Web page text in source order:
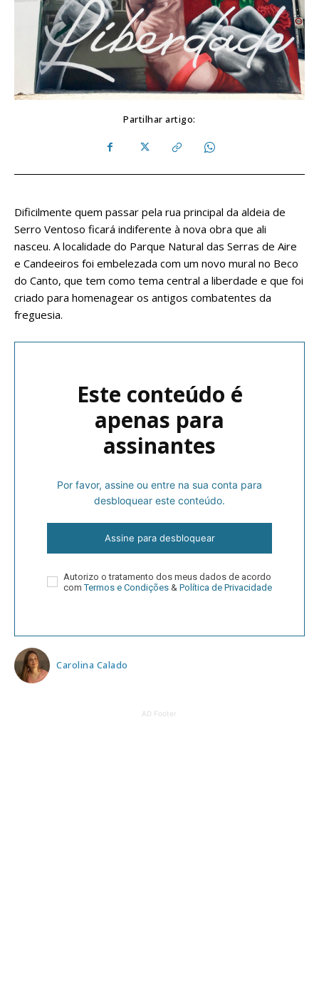
Partilhar artigo:
Dificilmente quem passar pela rua principal da aldeia de
Serro Ventoso ficará indiferente à nova obra que ali
nasceu. A localidade do Parque Natural das Serras de Aire
e Candeeiros foi embelezada com um novo mural no Beco
do Canto, que tem como tema central a liberdade e que foi
criado para homenagear os antigos combatentes da
freguesia.
Este conteúdo é
apenas para
assinantes
Por favor, assine ou entre na sua conta para
desbloquear este conteúdo.
Assine para desbloquear
Autorizo o tratamento dos meus dados de acordo
comTermos e Condições & Política de Privacidade
Carolina Calado
AD Footer